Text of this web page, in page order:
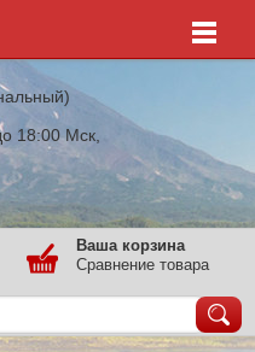
18:00 Мск,
Ваша корзина
Сравнение товара